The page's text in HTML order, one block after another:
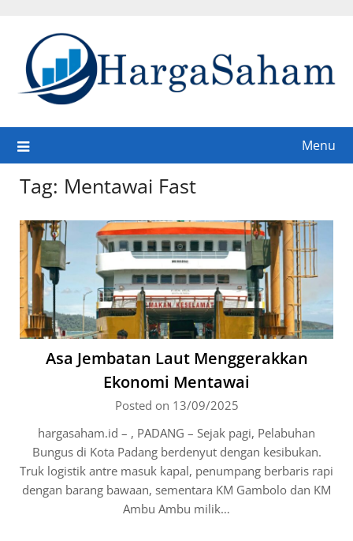
content
Menu
Tag: Mentawai Fast
Asa Jembatan Laut Menggerakkan
Ekonomi Mentawai
Posted on 13/09/2025
hargasaham.id – , PADANG – Sejak pagi, Pelabuhan
Bungus di Kota Padang berdenyut dengan kesibukan.
Truk logistik antre masuk kapal, penumpang berbaris rapi
dengan barang bawaan, sementara KM Gambolo dan KM
Ambu Ambu milik…